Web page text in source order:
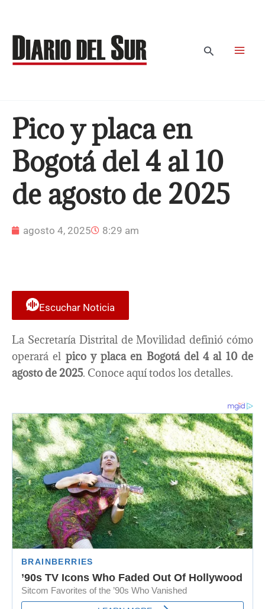
contenido
Buscar
Pico y placa en
Bogotá del 4 al 10
de agosto de 2025
agosto 4, 2025 8:29 am
Escuchar Noticia
La Secretaría Distrital de Movilidad definió cómo
operará el pico y placa en Bogotá del 4 al 10 de
agosto de 2025. Conoce aquí todos los detalles.